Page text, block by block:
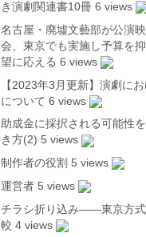
き演劇関連書10冊 6 views
名古屋・廃墟文藝部が公演
会、東京でも実施し予算を
望に応える 6 views
【2023年3月更新】演劇に
について 6 views
助成金に採択される可能性
き方(2) 5 views
制作者の役割 5 views
運営者 5 views
チラシ折り込み――東京方式
較 4 views